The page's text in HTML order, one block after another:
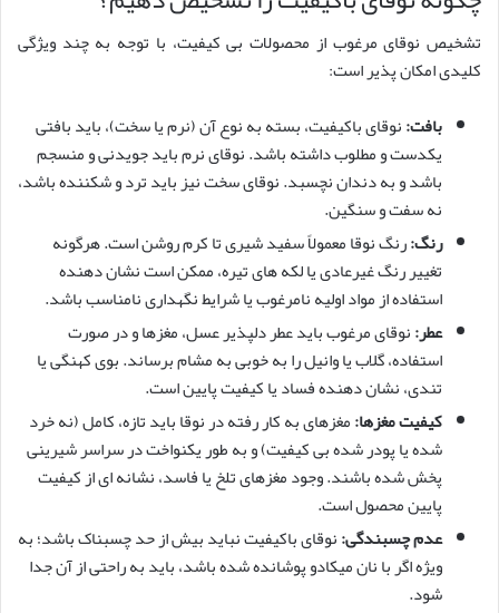
تشخیص نوقای مرغوب از محصولات بی کیفیت، با توجه به چند ویژگی
کلیدی امکان پذیر است:
بافت:نوقای باکیفیت، بسته به نوع آن (نرم یا سخت)، باید بافتی
یکدست و مطلوب داشته باشد. نوقای نرم باید جویدنی و منسجم
باشد و به دندان نچسبد. نوقای سخت نیز باید ترد و شکننده باشد،
نه سفت و سنگین.
رنگ:رنگ نوقا معمولاً سفید شیری تا کرم روشن است. هرگونه
تغییر رنگ غیرعادی یا لکه های تیره، ممکن است نشان دهنده
استفاده از مواد اولیه نامرغوب یا شرایط نگهداری نامناسب باشد.
عطر:نوقای مرغوب باید عطر دلپذیر عسل، مغزها و در صورت
استفاده، گلاب یا وانیل را به خوبی به مشام برساند. بوی کهنگی یا
تندی، نشان دهنده فساد یا کیفیت پایین است.
کیفیت مغزها:مغزهای به کار رفته در نوقا باید تازه، کامل (نه خرد
شده یا پودر شده بی کیفیت) و به طور یکنواخت در سراسر شیرینی
پخش شده باشند. وجود مغزهای تلخ یا فاسد، نشانه ای از کیفیت
پایین محصول است.
عدم چسبندگی:نوقای باکیفیت نباید بیش از حد چسبناک باشد؛ به
ویژه اگر با نان میکادو پوشانده شده باشد، باید به راحتی از آن جدا
شود.